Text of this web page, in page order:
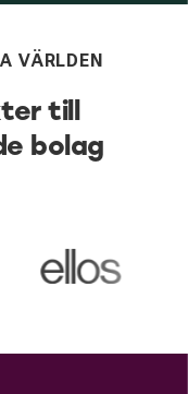
VÄRLDEN
till
bolag